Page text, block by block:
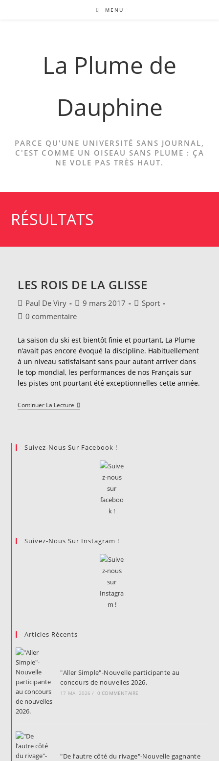
MENU
La Plume de
Dauphine
PARCE QU'UNE UNIVERSITÉ SANS JOURNAL,
C'EST COMME UN OISEAU SANS PLUME : ÇA
NE VOLE PAS TRÈS HAUT.
RÉSULTATS
LES ROIS DE LA GLISSE
Auteur/autrice
de
Paul De Viry
Publication
9 mars 2017
PostSport
Commentaires
la
publication :
0 commentaire
La saison du ski est bientôt finie et pourtant, La Plume
n’avait pas encore évoqué la discipline. Habituellement
à un niveau satisfaisant sans pour autant arriver dans
le top mondial, les performances de nos Français sur
les pistes ont pourtant été exceptionnelles cette année.
Continuer La LectureLes
Rois
Suivez-Nous Sur Facebook !
Suivez-Nous Sur Instagram !
Articles Récents
"Aller Simple"-Nouvelle participante au
concours de nouvelles 2026.
17 MAI 2026 / 0 COMMENTAIRE
"De l’autre côté du rivage"-Nouvelle gagnante